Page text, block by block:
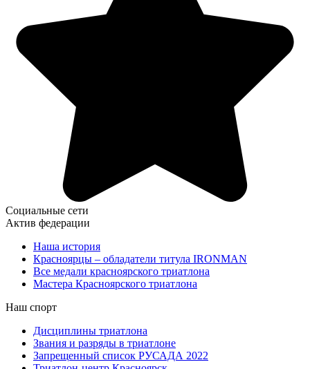
Социальные сети
Актив федерации
Наша история
Красноярцы – обладатели титула IRONMAN
Все медали красноярского триатлона
Мастера Красноярского триатлона
Наш спорт
Дисциплины триатлона
Звания и разряды в триатлоне
Запрещенный список РУСАДА 2022